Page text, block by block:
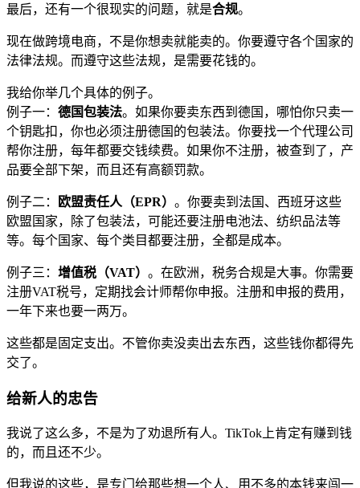
最后，还有一个很现实的问题，就是合规。
现在做跨境电商，不是你想卖就能卖的。你要遵守各个国家的
法律法规。而遵守这些法规，是需要花钱的。
我给你举几个具体的例子。
例子一： 德国包装法。如果你要卖东西到德国，哪怕你只卖一
个钥匙扣，你也必须注册德国的包装法。你要找一个代理公司
帮你注册，每年都要交钱续费。如果你不注册，被查到了，产
品要全部下架，而且还有高额罚款。
例子二： 欧盟责任人（EPR） 。你要卖到法国、西班牙这些
欧盟国家，除了包装法，可能还要注册电池法、纺织品法等
等。每个国家、每个类目都要注册，全都是成本。
例子三： 增值税（VAT） 。在欧洲，税务合规是大事。你需要
注册VAT税号，定期找会计师帮你申报。注册和申报的费用，
一年下来也要一两万。
这些都是固定支出。不管你卖没卖出去东西，这些钱你都得先
交了。
给新人的忠告
我说了这么多，不是为了劝退所有人。TikTok上肯定有赚到钱
的，而且还不少。
但我说的这些，是专门给那些想一个人、用不多的本钱来闯一